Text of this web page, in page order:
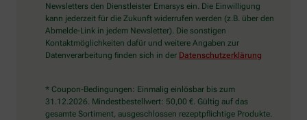
Newsletters den Dienstleister Emarsys ein. Die Einwilligung
kann jederzeit für die Zukunft widerrufen werden (z.B. über den
Abmelde-Link in jedem Newsletter). Die sonstigen
Kontaktmöglichkeiten dafür und weitere Angaben zur
Datenverarbeitung finden sich in der Datenschutzerklärung
* Coupon-Bedingungen: Einmalig einlösbar bis zum
31.12.2026. Mindestbestellwert: 50,00 €. Gültig auf das
gesamte Sortiment, ausgeschlossen rezeptpflichtige Produkte.